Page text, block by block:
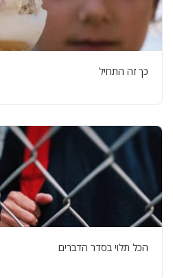
כך זה התחיל
הכל תלוי בסדר הדברים